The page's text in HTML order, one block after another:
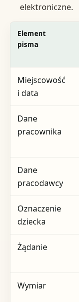
elektroniczne.
Element
pisma
Miejscowość
i data
Dane
pracownika
Dane
pracodawcy
Oznaczenie
dziecka
Żądanie
Wymiar